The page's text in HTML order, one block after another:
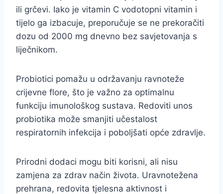
ili grčevi. Iako je vitamin C vodotopni vitamin i
tijelo ga izbacuje, preporučuje se ne prekoračiti
dozu od 2000 mg dnevno bez savjetovanja s
liječnikom.
Probiotici pomažu u održavanju ravnoteže
crijevne flore, što je važno za optimalnu
funkciju imunološkog sustava. Redoviti unos
probiotika može smanjiti učestalost
respiratornih infekcija i poboljšati opće zdravlje.
Prirodni dodaci mogu biti korisni, ali nisu
zamjena za zdrav način života. Uravnotežena
prehrana, redovita tjelesna aktivnost i